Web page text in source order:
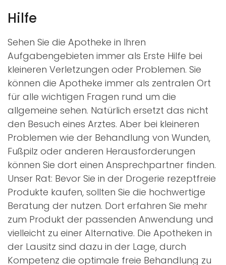
Hilfe
Sehen Sie die Apotheke in Ihren
Aufgabengebieten immer als Erste Hilfe bei
kleineren Verletzungen oder Problemen. Sie
können die Apotheke immer als zentralen Ort
für alle wichtigen Fragen rund um die
allgemeine sehen. Natürlich ersetzt das nicht
den Besuch eines Arztes. Aber bei kleineren
Problemen wie der Behandlung von Wunden,
Fußpilz oder anderen Herausforderungen
können Sie dort einen Ansprechpartner finden.
Unser Rat: Bevor Sie in der Drogerie rezeptfreie
Produkte kaufen, sollten Sie die hochwertige
Beratung der nutzen. Dort erfahren Sie mehr
zum Produkt der passenden Anwendung und
vielleicht zu einer Alternative. Die Apotheken in
der Lausitz sind dazu in der Lage, durch
Kompetenz die optimale freie Behandlung zu